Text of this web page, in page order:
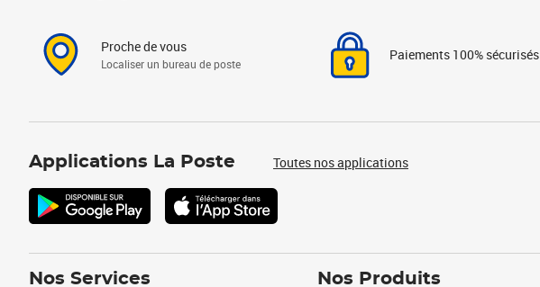
Proche de vous
Localiser un bureau de poste
Paiements 100% sécurisés
Applications La Poste Toutes nos applications
Nos Services Nos Produits